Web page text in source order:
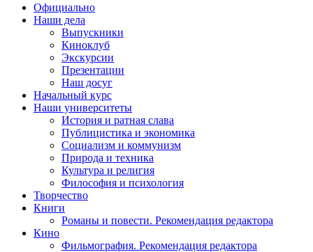
Официально
Наши дела
Выпускники
Киноклуб
Экскурсии
Презентации
Наш досуг
Начальный курс
Наши университеты
История и ратная слава
Публицистика и экономика
Социализм и коммунизм
Природа и техника
Культура и религия
Философия и психология
Творчество
Книги
Романы и повести. Рекомендация редактора
Кино
Фильмография. Рекомендация редактора